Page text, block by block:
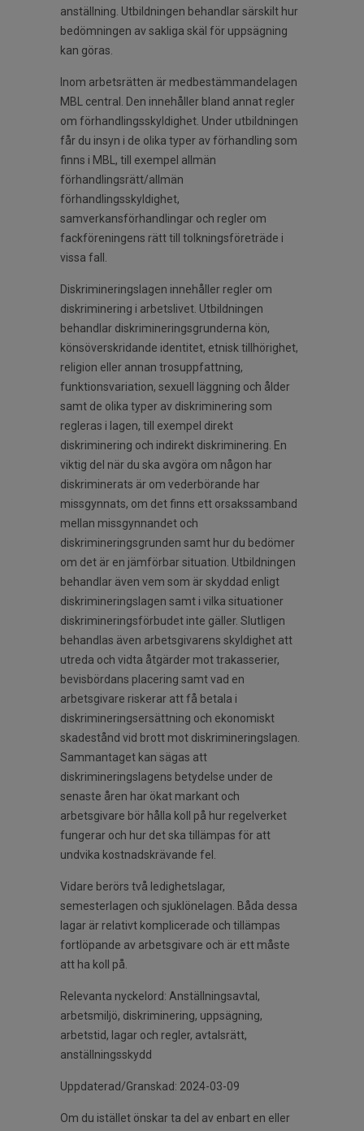
anställning. Utbildningen behandlar särskilt hur
bedömningen av sakliga skäl för uppsägning
kan göras.
Inom arbetsrätten är medbestämmandelagen
MBL central. Den innehåller bland annat regler
om förhandlingsskyldighet. Under utbildningen
får du insyn i de olika typer av förhandling som
finns i MBL, till exempel allmän
förhandlingsrätt/allmän
förhandlingsskyldighet,
samverkansförhandlingar och regler om
fackföreningens rätt till tolkningsföreträde i
vissa fall.
Diskrimineringslagen innehåller regler om
diskriminering i arbetslivet. Utbildningen
behandlar diskrimineringsgrunderna kön,
könsöverskridande identitet, etnisk tillhörighet,
religion eller annan trosuppfattning,
funktionsvariation, sexuell läggning och ålder
samt de olika typer av diskriminering som
regleras i lagen, till exempel direkt
diskriminering och indirekt diskriminering. En
viktig del när du ska avgöra om någon har
diskriminerats är om vederbörande har
missgynnats, om det finns ett orsakssamband
mellan missgynnandet och
diskrimineringsgrunden samt hur du bedömer
om det är en jämförbar situation. Utbildningen
behandlar även vem som är skyddad enligt
diskrimineringslagen samt i vilka situationer
diskrimineringsförbudet inte gäller. Slutligen
behandlas även arbetsgivarens skyldighet att
utreda och vidta åtgärder mot trakasserier,
bevisbördans placering samt vad en
arbetsgivare riskerar att få betala i
diskrimineringsersättning och ekonomiskt
skadestånd vid brott mot diskrimineringslagen.
Sammantaget kan sägas att
diskrimineringslagens betydelse under de
senaste åren har ökat markant och
arbetsgivare bör hålla koll på hur regelverket
fungerar och hur det ska tillämpas för att
undvika kostnadskrävande fel.
Vidare berörs två ledighetslagar,
semesterlagen och sjuklönelagen. Båda dessa
lagar är relativt komplicerade och tillämpas
fortlöpande av arbetsgivare och är ett måste
att ha koll på.
Relevanta nyckelord: Anställningsavtal,
arbetsmiljö, diskriminering, uppsägning,
arbetstid, lagar och regler, avtalsrätt,
anställningsskydd
Uppdaterad/Granskad: 2024-03-09
Om du istället önskar ta del av enbart en eller